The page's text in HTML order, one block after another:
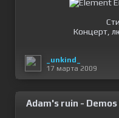
Концерт,
_unkind_
17 марта 2009
Adam's ruin - Demos